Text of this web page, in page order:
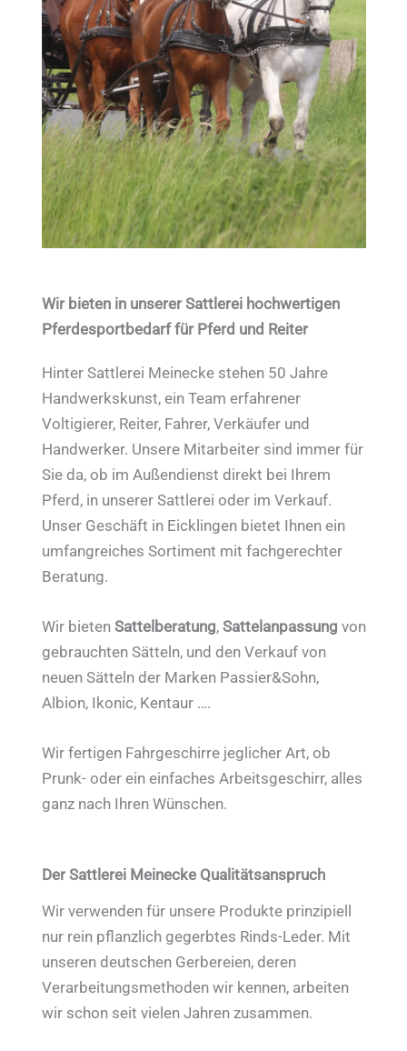
Wir bieten in unserer Sattlerei hochwertigen
Pferdesportbedarf für Pferd und Reiter
Hinter Sattlerei Meinecke stehen 50 Jahre
Handwerkskunst, ein Team erfahrener
Voltigierer, Reiter, Fahrer, Verkäufer und
Handwerker. Unsere Mitarbeiter sind immer für
Sie da, ob im Außendienst direkt bei Ihrem
Pferd, in unserer Sattlerei oder im Verkauf.
Unser Geschäft in Eicklingen bietet Ihnen ein
umfangreiches Sortiment mit fachgerechter
Beratung.
Wir bieten Sattelberatung, Sattelanpassung von
gebrauchten Sätteln, und den Verkauf von
neuen Sätteln der Marken Passier&Sohn,
Albion, Ikonic, Kentaur ….
Wir fertigen Fahrgeschirre jeglicher Art, ob
Prunk- oder ein einfaches Arbeitsgeschirr, alles
ganz nach Ihren Wünschen.
Der Sattlerei Meinecke Qualitätsanspruch
Wir verwenden für unsere Produkte prinzipiell
nur rein pflanzlich gegerbtes Rinds-Leder. Mit
unseren deutschen Gerbereien, deren
Verarbeitungsmethoden wir kennen, arbeiten
wir schon seit vielen Jahren zusammen.